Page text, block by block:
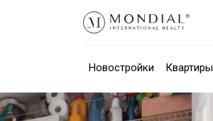
Новостройки Квартиры